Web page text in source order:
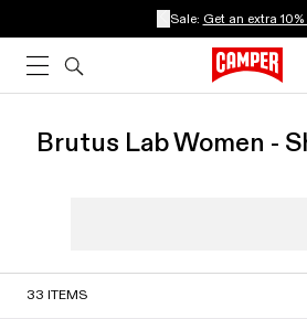
Sale: Get an extra
Brutus Lab Women -
33 ITEMS